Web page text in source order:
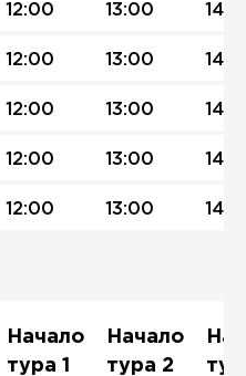
12:00 13:00
12:00 13:00
12:00 13:00
12:00 13:00
12:00 13:00
Начало
тура 1
Начало
тура 2